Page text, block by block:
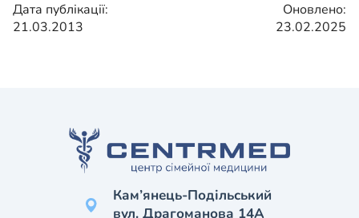
Дата публікації:
21.03.2013
Оновлено:
23.02.2025
Кам’янець-Подільський
вул. Драгоманова 14А